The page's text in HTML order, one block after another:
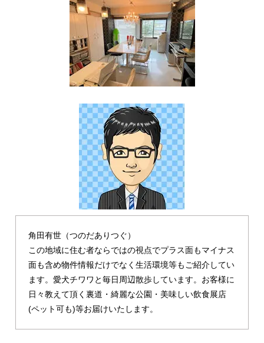
角田有世（つのだありつぐ）
この地域に住む者ならではの視点でプラス面もマイナス
面も含め物件情報だけでなく生活環境等もご紹介してい
ます。愛犬チワワと毎日周辺散歩しています。お客様に
日々教えて頂く裏道・綺麗な公園・美味しい飲食展店
(ペット可も)等お届けいたします。